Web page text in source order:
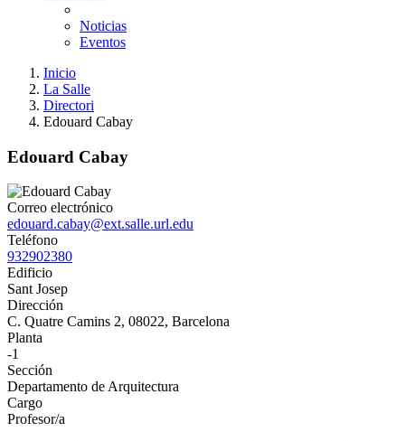
Noticias
Eventos
Inicio
La Salle
Directori
Edouard Cabay
Edouard Cabay
Correo electrónico
edouard.cabay@ext.salle.url.edu
Teléfono
932902380
Edificio
Sant Josep
Dirección
C. Quatre Camins 2, 08022, Barcelona
Planta
-1
Sección
Departamento de Arquitectura
Cargo
Profesor/a